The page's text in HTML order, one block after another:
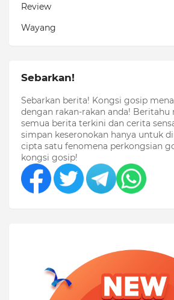
Review
Wayang
Sebarkan!
Sebarkan berita! Kongsi gosip
dengan rakan-rakan anda!
semua berita terkini dan cerita
simpan keseronokan hanya untuk
cipta satu fenomena perkongsian
kongsi gosip!